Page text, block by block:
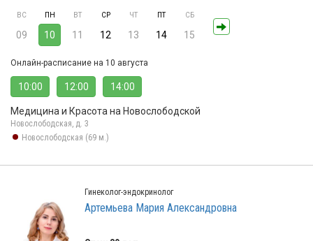
ВС
09
ПН
10
ВТ
11
СР
12
ЧТ
13
ПТ
14
СБ
15
Онлайн-расписание на 10 августа
10:00 12:00 14:00
Медицина и Красота на Новослободской
Новослободская, д. 3
Новослободская (69 м.)
Гинеколог-эндокринолог
Артемьева Мария Александровна